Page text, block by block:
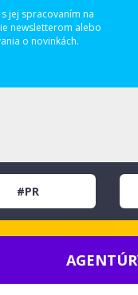
jej spracovaním na
newsletterom alebo
o novinkách.
#PR